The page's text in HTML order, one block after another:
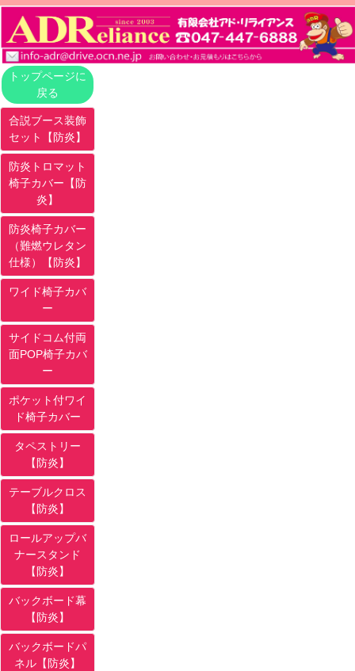
トップページに
戻る
合説ブース装飾
セット【防炎】
防炎トロマット
椅子カバー【防
炎】
防炎椅子カバー
（難燃ウレタン
仕様）【防炎】
ワイド椅子カバ
ー
サイドコム付両
面POP椅子カバ
ー
ポケット付ワイ
ド椅子カバー
タペストリー
【防炎】
テーブルクロス
【防炎】
ロールアップバ
ナースタンド
【防炎】
バックボード幕
【防炎】
バックボードパ
ネル【防炎】